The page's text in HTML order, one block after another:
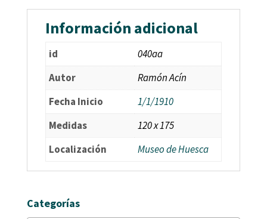
Información adicional
id
040aa
Autor
Ramón Acín
Fecha Inicio
1/1/1910
Medidas
120 x 175
Localización
Museo de Huesca
Categorías